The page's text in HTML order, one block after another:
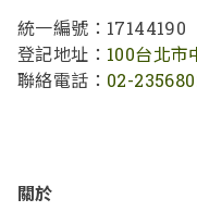
統一編號：17144190
登記地址： 100台北市
聯絡電話： 02-
關於